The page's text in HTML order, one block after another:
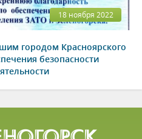
18 ноября 2022
городом Красноярского
безопасности